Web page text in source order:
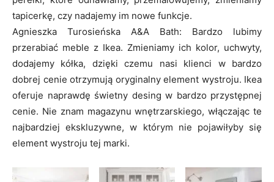
tapicerkę, czy nadajemy im nowe funkcje.
Agnieszka Turosieńska A&A Bath: Bardzo lubimy
przerabiać meble z Ikea. Zmieniamy ich kolor, uchwyty,
dodajemy kółka, dzięki czemu nasi klienci w bardzo
dobrej cenie otrzymują oryginalny element wystroju. Ikea
oferuje naprawdę świetny desing w bardzo przystępnej
cenie. Nie znam magazynu wnętrzarskiego, włączając te
najbardziej ekskluzywne, w którym nie pojawiłyby się
element wystroju tej marki.